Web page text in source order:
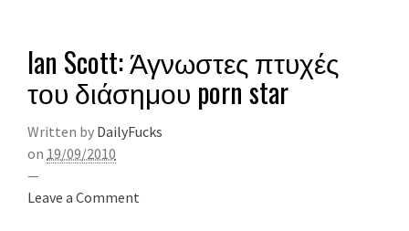
Ian Scott: Άγνωστες πτυχές
του διάσημου porn star
Written by DailyFucks
on 19/09/2010
—
Leave a Comment